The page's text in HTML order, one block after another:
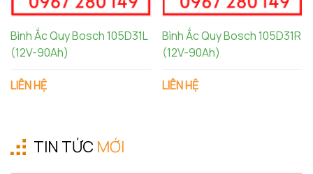
Bình Ắc Quy Bosch 105D31L
(12V-90Ah)
LIÊN HỆ
Bình Ắc Quy Bosch 105D31R
(12V-90Ah)
LIÊN HỆ
TIN TỨC MỚI